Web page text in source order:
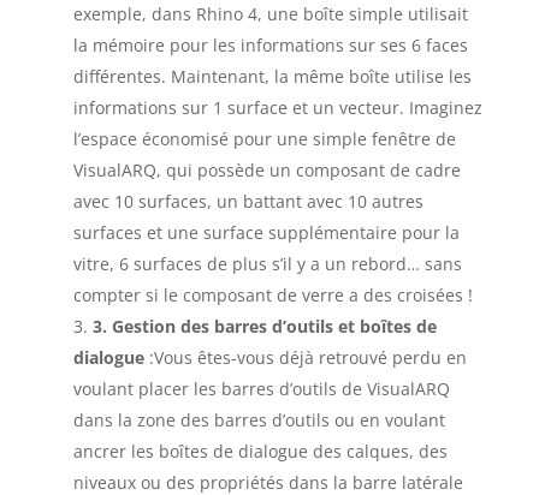
exemple, dans Rhino 4, une boîte simple utilisait
la mémoire pour les informations sur ses 6 faces
différentes. Maintenant, la même boîte utilise les
informations sur 1 surface et un vecteur. Imaginez
l’espace économisé pour une simple fenêtre de
VisualARQ, qui possède un composant de cadre
avec 10 surfaces, un battant avec 10 autres
surfaces et une surface supplémentaire pour la
vitre, 6 surfaces de plus s’il y a un rebord… sans
compter si le composant de verre a des croisées !
3. Gestion des barres d’outils et boîtes de
dialogue :Vous êtes-vous déjà retrouvé perdu en
voulant placer les barres d’outils de VisualARQ
dans la zone des barres d’outils ou en voulant
ancrer les boîtes de dialogue des calques, des
niveaux ou des propriétés dans la barre latérale